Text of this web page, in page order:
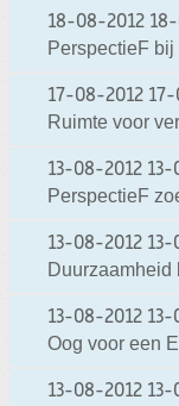
18-08-2012
PerspectieF bij
17-08-2012 17-
Ruimte voor
13-08-2012 13-
PerspectieF
13-08-2012 13-
Duurzaamheid
13-08-2012 13-
Oog voor een
13-08-2012 13-